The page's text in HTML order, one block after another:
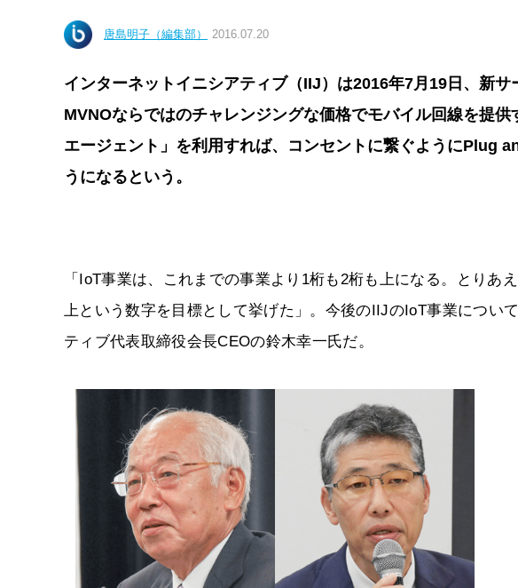
唐島明子（編集部） 2016.07.20
インターネットイニシアティブ（IIJ）は2016年7月19日、新サ
MVNOならではのチャレンジングな価格でモバイル回線を提
エージェント」を利用すれば、コンセントに繋ぐようにPlug
うになるという。
「IoT事業は、これまでの事業より1桁も2桁も上になる。とりあ
上という数字を目標として挙げた」。今後のIIJのIoT事業につい
ティブ代表取締役会長CEOの鈴木幸一氏だ。